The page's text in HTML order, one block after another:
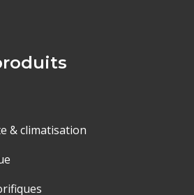
& climatisation